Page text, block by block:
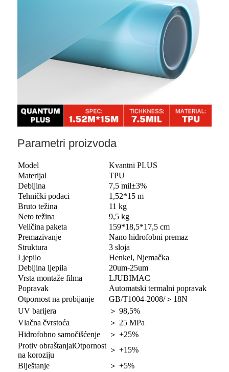
Parametri proizvoda
Model
Kvantni PLUS
Materijal
TPU
Debljina
7,5 mil±3%
Tehnički podaci
1,52*15 m
Bruto težina
11 kg
Neto težina
9,5 kg
Veličina paketa
159*18,5*17,5 cm
Premazivanje
Nano hidrofobni premaz
Struktura
3 sloja
Ljepilo
Henkel, Njemačka
Debljina ljepila
20um-25um
Vrsta montaže filma
LJUBIMAC
Popravak
Automatski termalni popravak
Otpornost na probijanje
GB/T1004-2008/＞18N
UV barijera
＞ 98,5%
Vlačna čvrstoća
＞ 25 MPa
Hidrofobno samočišćenje
＞ +25%
Protiv obraštanjaiOtpornost
na koroziju
＞ +15%
Blještanje
＞ +5%